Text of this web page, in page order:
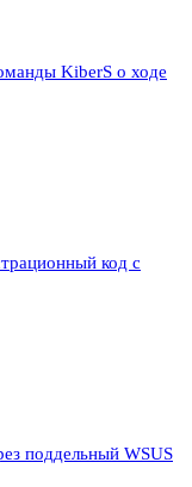
KiberS о ходе
код с
поддельный WSUS